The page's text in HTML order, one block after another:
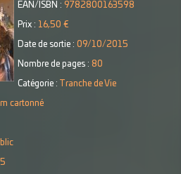
EAN/ISBN : 9782800163598
Prix : 16,50 €
Date de sortie : 09/10/2015
Nombre de pages : 80
Catégorie : Tranche de Vie
cartonné